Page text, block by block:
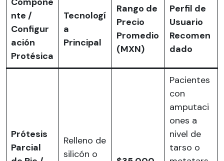
nte /
Configur
ación
Protésica
Tecnologí
a
Principal
Rango de
Precio
Promedio
(MXN)
Perfil de
Usuario
Recomen
dado
Prótesis
Parcial
Relleno de
silicón o
Pacientes
con
amputaci
ones a
nivel de
tarso o